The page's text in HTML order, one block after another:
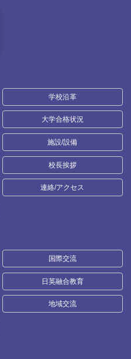
学校沿革
大学合格状況
施設/設備
校長挨拶
連絡/アクセス
国際交流
日英融合教育
地域交流